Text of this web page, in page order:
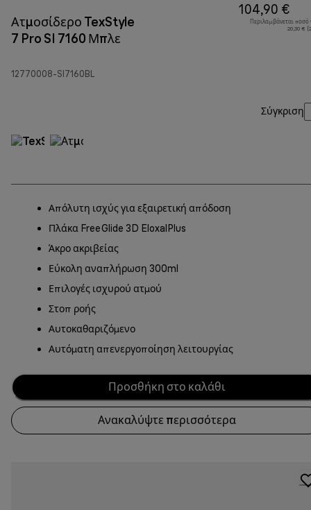
Ατμοσίδερο TexStyle
7 Pro SI 7160 Μπλε
12770008-SI7160BL
104,90 €
Περιλαμβάνεται
20,30 €
Σύγκριση
Απόλυτη ισχύς για εξαιρετική απόδοση
Πλάκα FreeGlide 3D EloxalPlus
Άκρο ακριβείας
Εύκολη αναπλήρωση 300ml
Επιλογές ισχυρού ατμού
Στοπ ροής
Αυτοκαθαριζόμενο
Αυτόματη απενεργοποίηση λειτουργίας
Προσθήκη στο καλάθι
Ανακαλύψτε περισσότερα